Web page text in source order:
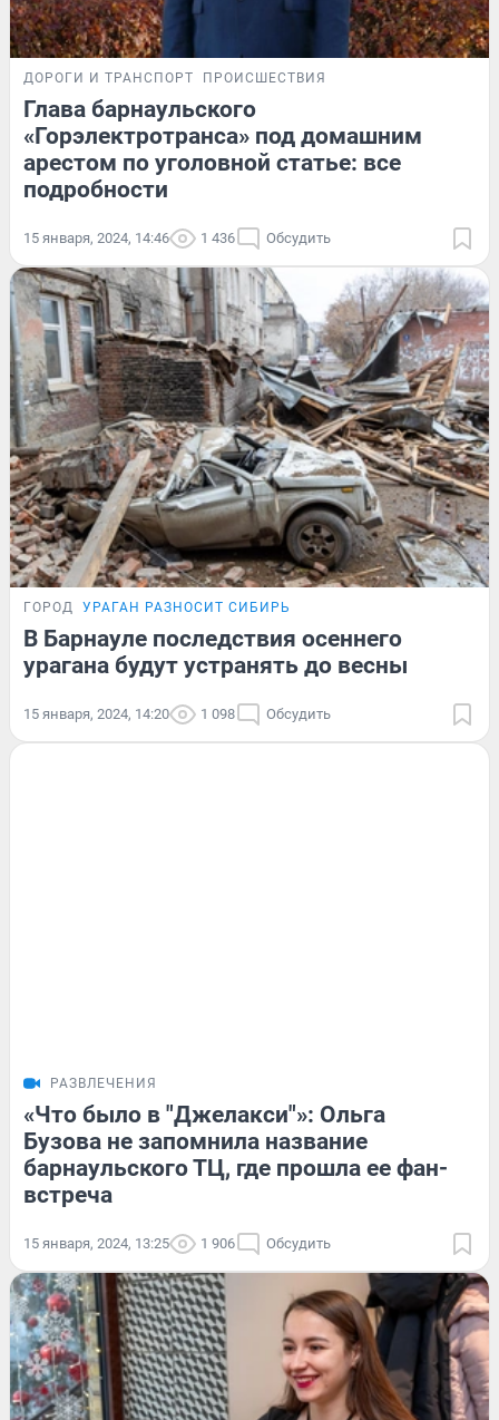
ДОРОГИ И ТРАНСПОРТ ПРОИСШЕСТВИЯ
Глава барнаульского
«Горэлектротранса» под домашним
арестом по уголовной статье: все
подробности
15 января, 2024, 14:46 1 436 Обсудить
ГОРОД УРАГАН РАЗНОСИТ СИБИРЬ
В Барнауле последствия осеннего
урагана будут устранять до весны
15 января, 2024, 14:20 1 098 Обсудить
РАЗВЛЕЧЕНИЯ
«Что было в "Джелакси"»: Ольга
Бузова не запомнила название
барнаульского ТЦ, где прошла ее фан-
встреча
15 января, 2024, 13:25 1 906 Обсудить